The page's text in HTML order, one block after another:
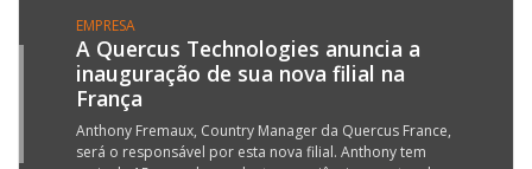
EMPRESA
A Quercus Technologies anuncia a
inauguração de sua nova filial na
França
Anthony Fremaux, Country Manager da Quercus France,
será o responsável por esta nova filial. Anthony tem